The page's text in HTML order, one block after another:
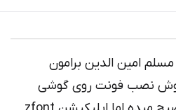
امین الدین برامون
نصب فونت روی گوشی